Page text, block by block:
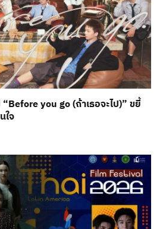
you go (ถ้าเธอจะไป)” ขยี้
ใจ